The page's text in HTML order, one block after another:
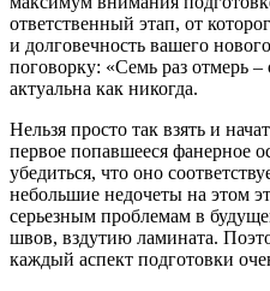
ответственный этап, от
и долговечность вашего
поговорку: «Семь раз отмерь –
актуальна как никогда.
Нельзя просто так взять и
первое попавшееся фанерное
убедиться, что оно
небольшие недочеты на этом
серьезным проблемам в
швов, вздутию ламината.
каждый аспект подготовки